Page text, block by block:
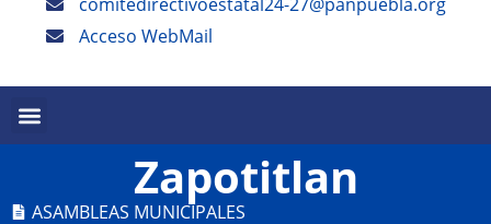
Acceso WebMail
Zapotitlan
ASAMBLEAS MUNICIPALES